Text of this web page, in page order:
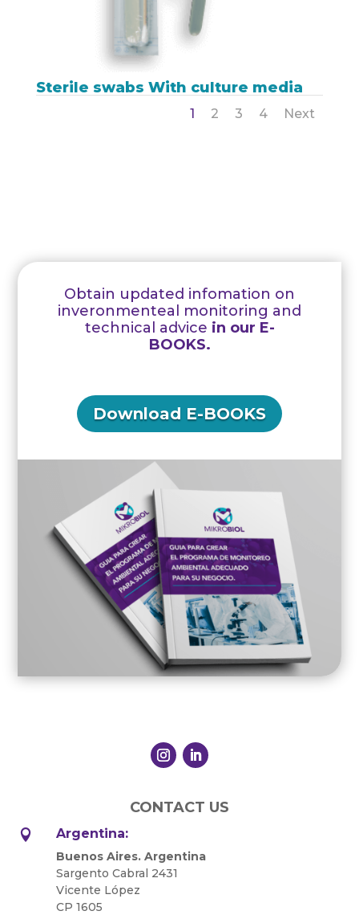
Sterile swabs With culture media
1 2 3 4 Next
Obtain updated infomation on
inveronmenteal monitoring and
technical advice in our E-
BOOKS.
Download E-BOOKS
CONTACT US
 Argentina:
Buenos Aires. Argentina
Sargento Cabral 2431
Vicente López
CP 1605